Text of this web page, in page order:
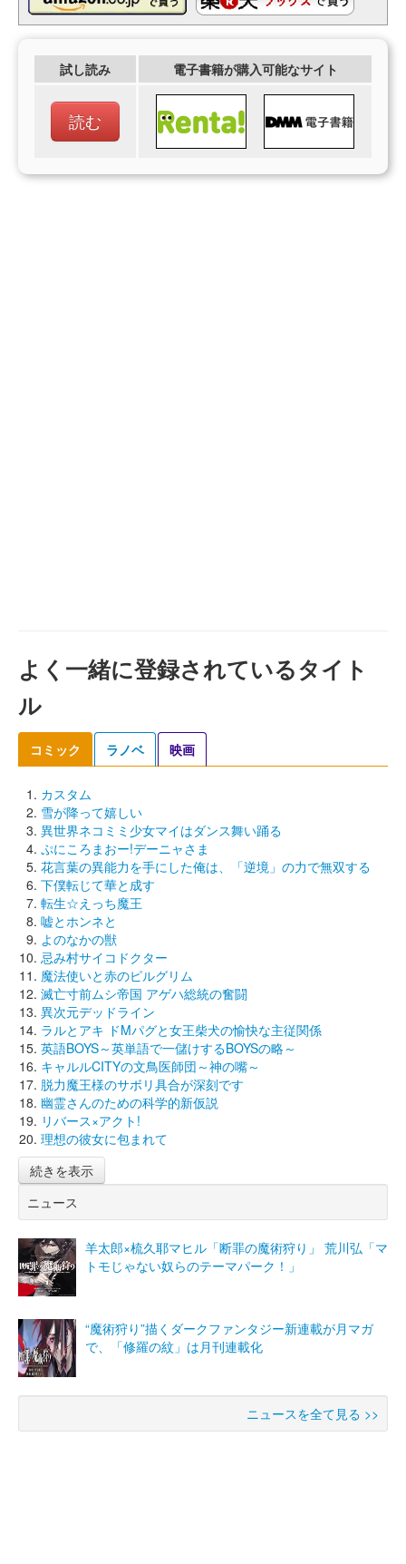
試し読み 電子書籍が購入可能なサイト
読む
よく一緒に登録されているタイト
ル
コミック ラノベ 映画
カスタム
雪が降って嬉しい
異世界ネコミミ少女マイはダンス舞い踊る
ぷにころまおー!デーニャさま
花言葉の異能力を手にした俺は、「逆境」の力で無双する
下僕転じて華と成す
転生☆えっち魔王
嘘とホンネと
よのなかの獣
忌み村サイコドクター
魔法使いと赤のピルグリム
滅亡寸前ムシ帝国 アゲハ総統の奮闘
異次元デッドライン
ラルとアキ ドMパグと女王柴犬の愉快な主従関係
英語BOYS～英単語で一儲けするBOYSの略～
キャルルCITYの文鳥医師団～神の嘴～
脱力魔王様のサボリ具合が深刻です
幽霊さんのための科学的新仮説
リバース×アクト!
理想の彼女に包まれて
続きを表示
ニュース
羊太郎×梳久耶マヒル「断罪の魔術狩り」 荒川弘「マ
トモじゃない奴らのテーマパーク！」
“魔術狩り”描くダークファンタジー新連載が月マガ
で、「修羅の紋」は月刊連載化
ニュースを全て見る >>